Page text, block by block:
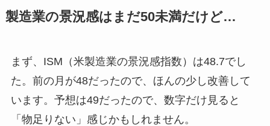
製造業の景況感はまだ50未満だけど…
まず、ISM（米製造業の景況感指数）は48.7でし
た。前の月が48だったので、ほんの少し改善して
います。予想は49だったので、数字だけ見ると
「物足りない」感じかもしれません。